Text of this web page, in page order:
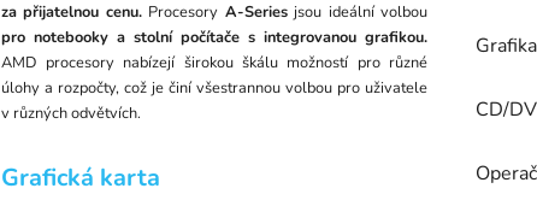
za přijatelnou cenu.Procesory A-Seriesjsou ideální volbou
pro notebooky a stolní počítače s integrovanou grafikou.
AMD procesory nabízejí širokou škálu možností pro různé
úlohy a rozpočty, což je činí všestrannou volbou pro uživatele
v různých odvětvích.
Grafická karta
CD/